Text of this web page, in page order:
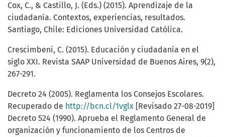
Cox, C., & Castillo, J. (Eds.) (2015). Aprendizaje de la
ciudadanía. Contextos, experiencias, resultados.
Santiago, Chile: Ediciones Universidad Católica.
Crescimbeni, C. (2015). Educación y ciudadanía en el
siglo XXI. Revista SAAP Universidad de Buenos Aires, 9(2),
267-291.
Decreto 24 (2005). Reglamenta los Consejos Escolares.
Recuperado de http://bcn.cl/1vglx [Revisado 27-08-2019]
Decreto 524 (1990). Aprueba el Reglamento General de
organización y funcionamiento de los Centros de